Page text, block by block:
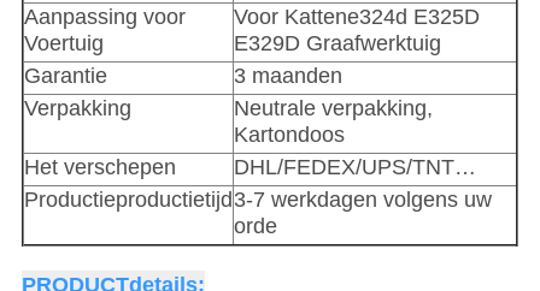
Aanpassing voor
Voertuig
Voor Kattene324d E325D
E329D Graafwerktuig
Garantie
3 maanden
Verpakking
Neutrale verpakking,
Kartondoos
Het verschepen
DHL/FEDEX/UPS/TNT…
Productieproductietijd 3-7 werkdagen volgens uw
orde
PRODUCTdetails: